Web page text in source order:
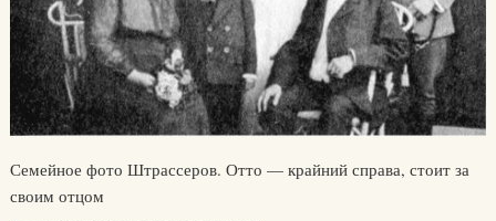
Семейное фото Штрассеров. Отто — крайний справа, стоит за
своим отцом